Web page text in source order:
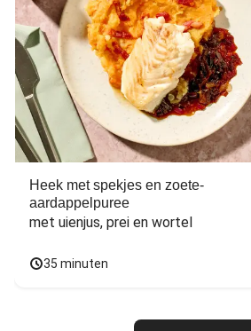
Heek met spekjes en zoete-
aardappelpuree
met uienjus, prei en wortel
35 minuten